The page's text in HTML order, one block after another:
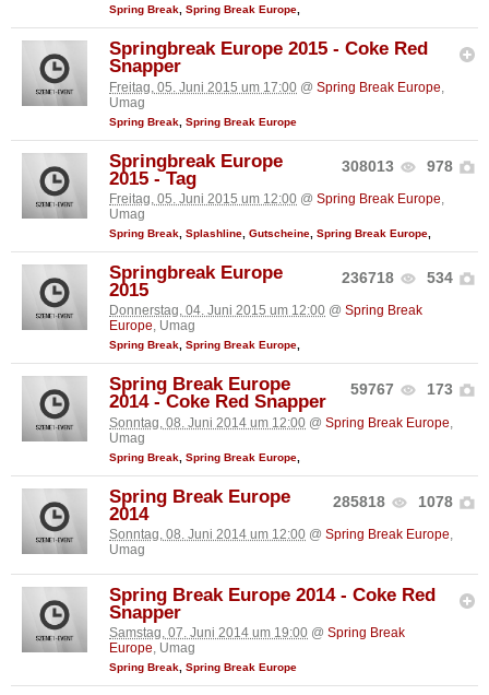
Spring Break, Spring Break Europe,
Springbreak Europe 2015 - Coke Red
Snapper
Freitag, 05. Juni 2015 um 17:00 @ Spring Break Europe
Umag
Spring Break Spring Break Europe
308013 978
Springbreak Europe
2015 - Tag
Freitag, 05. Juni 2015 um 12:00 @ Spring Break Europe,
Umag
Spring Break Splashline Gutscheine Spring Break Europe
236718 534
Springbreak Europe
2015
Donnerstag, 04. Juni 2015 um 12:00 @ Spring Break
Europe, Umag
Spring Break, Spring Break Europe,
59767 173
Spring Break Europe
2014 - Coke Red Snapper
Sonntag, 08. Juni 2014 um 12:00 @ Spring Break Europe
Umag
Spring Break Spring Break Europe
285818 1078
Spring Break Europe
2014
Sonntag, 08. Juni 2014 um 12:00 @ Spring Break Europe,
Umag
Spring Break Europe 2014 - Coke Red
Snapper
Samstag, 07. Juni 2014 um 19:00 @ Spring Break
Europe, Umag
Spring Break, Spring Break Europe